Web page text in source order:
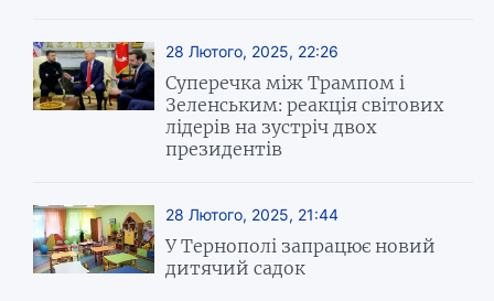
28 Лютого, 2025, 22:26
Суперечка між Трампом і
Зеленським: реакція світових
лідерів на зустріч двох
президентів
28 Лютого, 2025, 21:44
У Тернополі запрацює новий
дитячий садок